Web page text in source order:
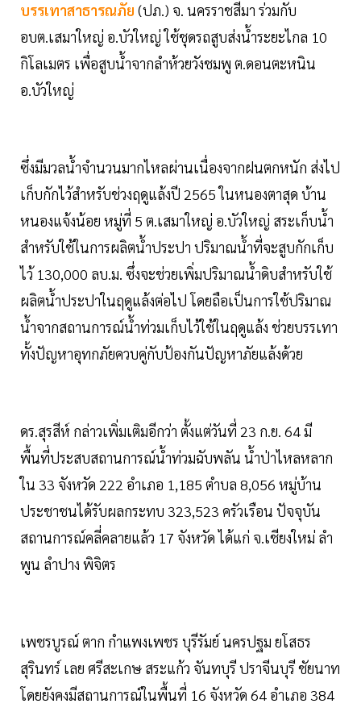
บรรเทาสาธารณภัย (ปภ.) จ. นครราชสีมา ร่วมกับ
อบต.เสมาใหญ่ อ.บัวใหญ่ ใช้ชุดรถสูบส่งน้ำระยะไกล 10
กิโลเมตร เพื่อสูบน้ำจากลำห้วยวังชมพู ต.ดอนตะหนิน
อ.บัวใหญ่
ซึ่งมีมวลน้ำจำนวนมากไหลผ่านเนื่องจากฝนตกหนัก ส่งไป
เก็บกักไว้สำหรับช่วงฤดูแล้งปี 2565 ในหนองตาสุด บ้าน
หนองแจ้งน้อย หมู่ที่ 5 ต.เสมาใหญ่ อ.บัวใหญ่ สระเก็บน้ำ
สำหรับใช้ในการผลิตน้ำประปา ปริมาณน้ำที่จะสูบกักเก็บ
ไว้ 130,000 ลบ.ม. ซึ่งจะช่วยเพิ่มปริมาณน้ำดิบสำหรับใช้
ผลิตน้ำประปาในฤดูแล้งต่อไป โดยถือเป็นการใช้ปริมาณ
น้ำจากสถานการณ์น้ำท่วมเก็บไว้ใช้ในฤดูแล้ง ช่วยบรรเทา
ทั้งปัญหาอุทกภัยควบคู่กับป้องกันปัญหาภัยแล้งด้วย
ดร.สุรสีห์ กล่าวเพิ่มเติมอีกว่า ตั้งแต่วันที่ 23 ก.ย. 64 มี
พื้นที่ประสบสถานการณ์น้ำท่วมฉับพลัน น้ำป่าไหลหลาก
ใน 33 จังหวัด 222 อำเภอ 1,185 ตำบล 8,056 หมู่บ้าน
ประชาชนได้รับผลกระทบ 323,523 ครัวเรือน ปัจจุบัน
สถานการณ์คลี่คลายแล้ว 17 จังหวัด ได้แก่ จ.เชียงใหม่ ลํา
พูน ลําปาง พิจิตร
เพชรบูรณ์ ตาก กําแพงเพชร บุรีรัมย์ นครปฐม ยโสธร
สุรินทร์ เลย ศรีสะเกษ สระแก้ว จันทบุรี ปราจีนบุรี ชัยนาท
โดยยังคงมีสถานการณ์ในพื้นที่ 16 จังหวัด 64 อำเภอ 384